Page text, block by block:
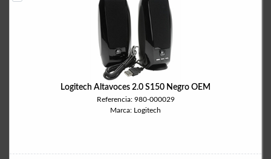
Logitech Altavoces 2.0 S150 Negro OEM
Referencia: 980-000029
Marca: Logitech